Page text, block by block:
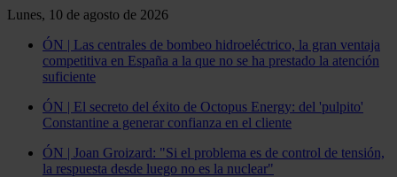
Lunes, 10 de agosto de 2026
ÓN | Las centrales de bombeo hidroeléctrico, la gran ventaja
competitiva en España a la que no se ha prestado la atención
suficiente
ÓN | El secreto del éxito de Octopus Energy: del 'pulpito'
Constantine a generar confianza en el cliente
ÓN | Joan Groizard: "Si el problema es de control de tensión,
la respuesta desde luego no es la nuclear"